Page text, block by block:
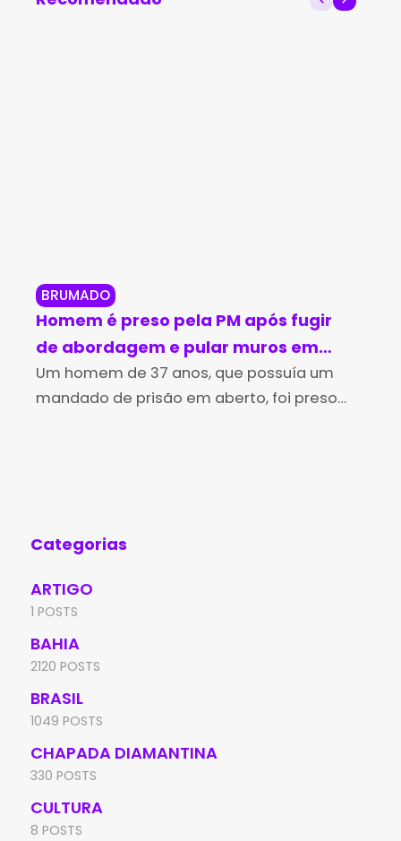
BRUMADO
Homem é preso pela PM após fugir
de abordagem e pular muros em
Brumado
Um homem de 37 anos, que possuía um
mandado de prisão em aberto, foi preso
Categorias
ARTIGO
1 POSTS
BAHIA
2120 POSTS
BRASIL
1049 POSTS
CHAPADA DIAMANTINA
330 POSTS
CULTURA
8 POSTS